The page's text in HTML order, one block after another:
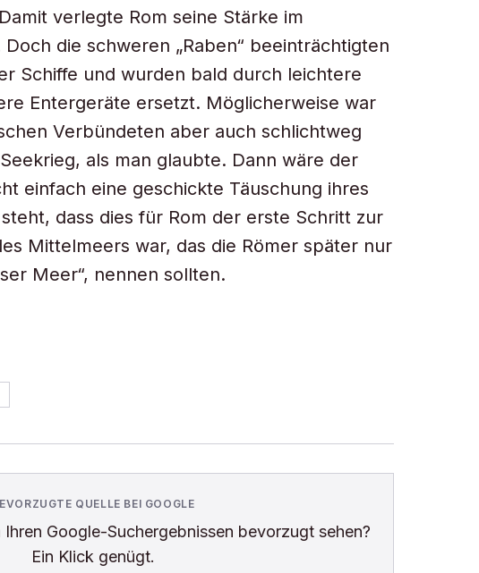
verlegte Rom seine Stärke im
die schweren „Raben“ beeinträchtigten
Schiffe und wurden bald durch leichtere
Entergeräte ersetzt. Möglicherweise war
Verbündeten aber auch schlichtweg
als man glaubte. Dann wäre der
einfach eine geschickte Täuschung ihres
dass dies für Rom der erste Schritt zur
Mittelmeers war, das die Römer später nur
Meer“, nennen sollten.
QUELLE BEI GOOGLE
Ihren Google-Suchergebnissen bevorzugt sehen?
Ein Klick genügt.